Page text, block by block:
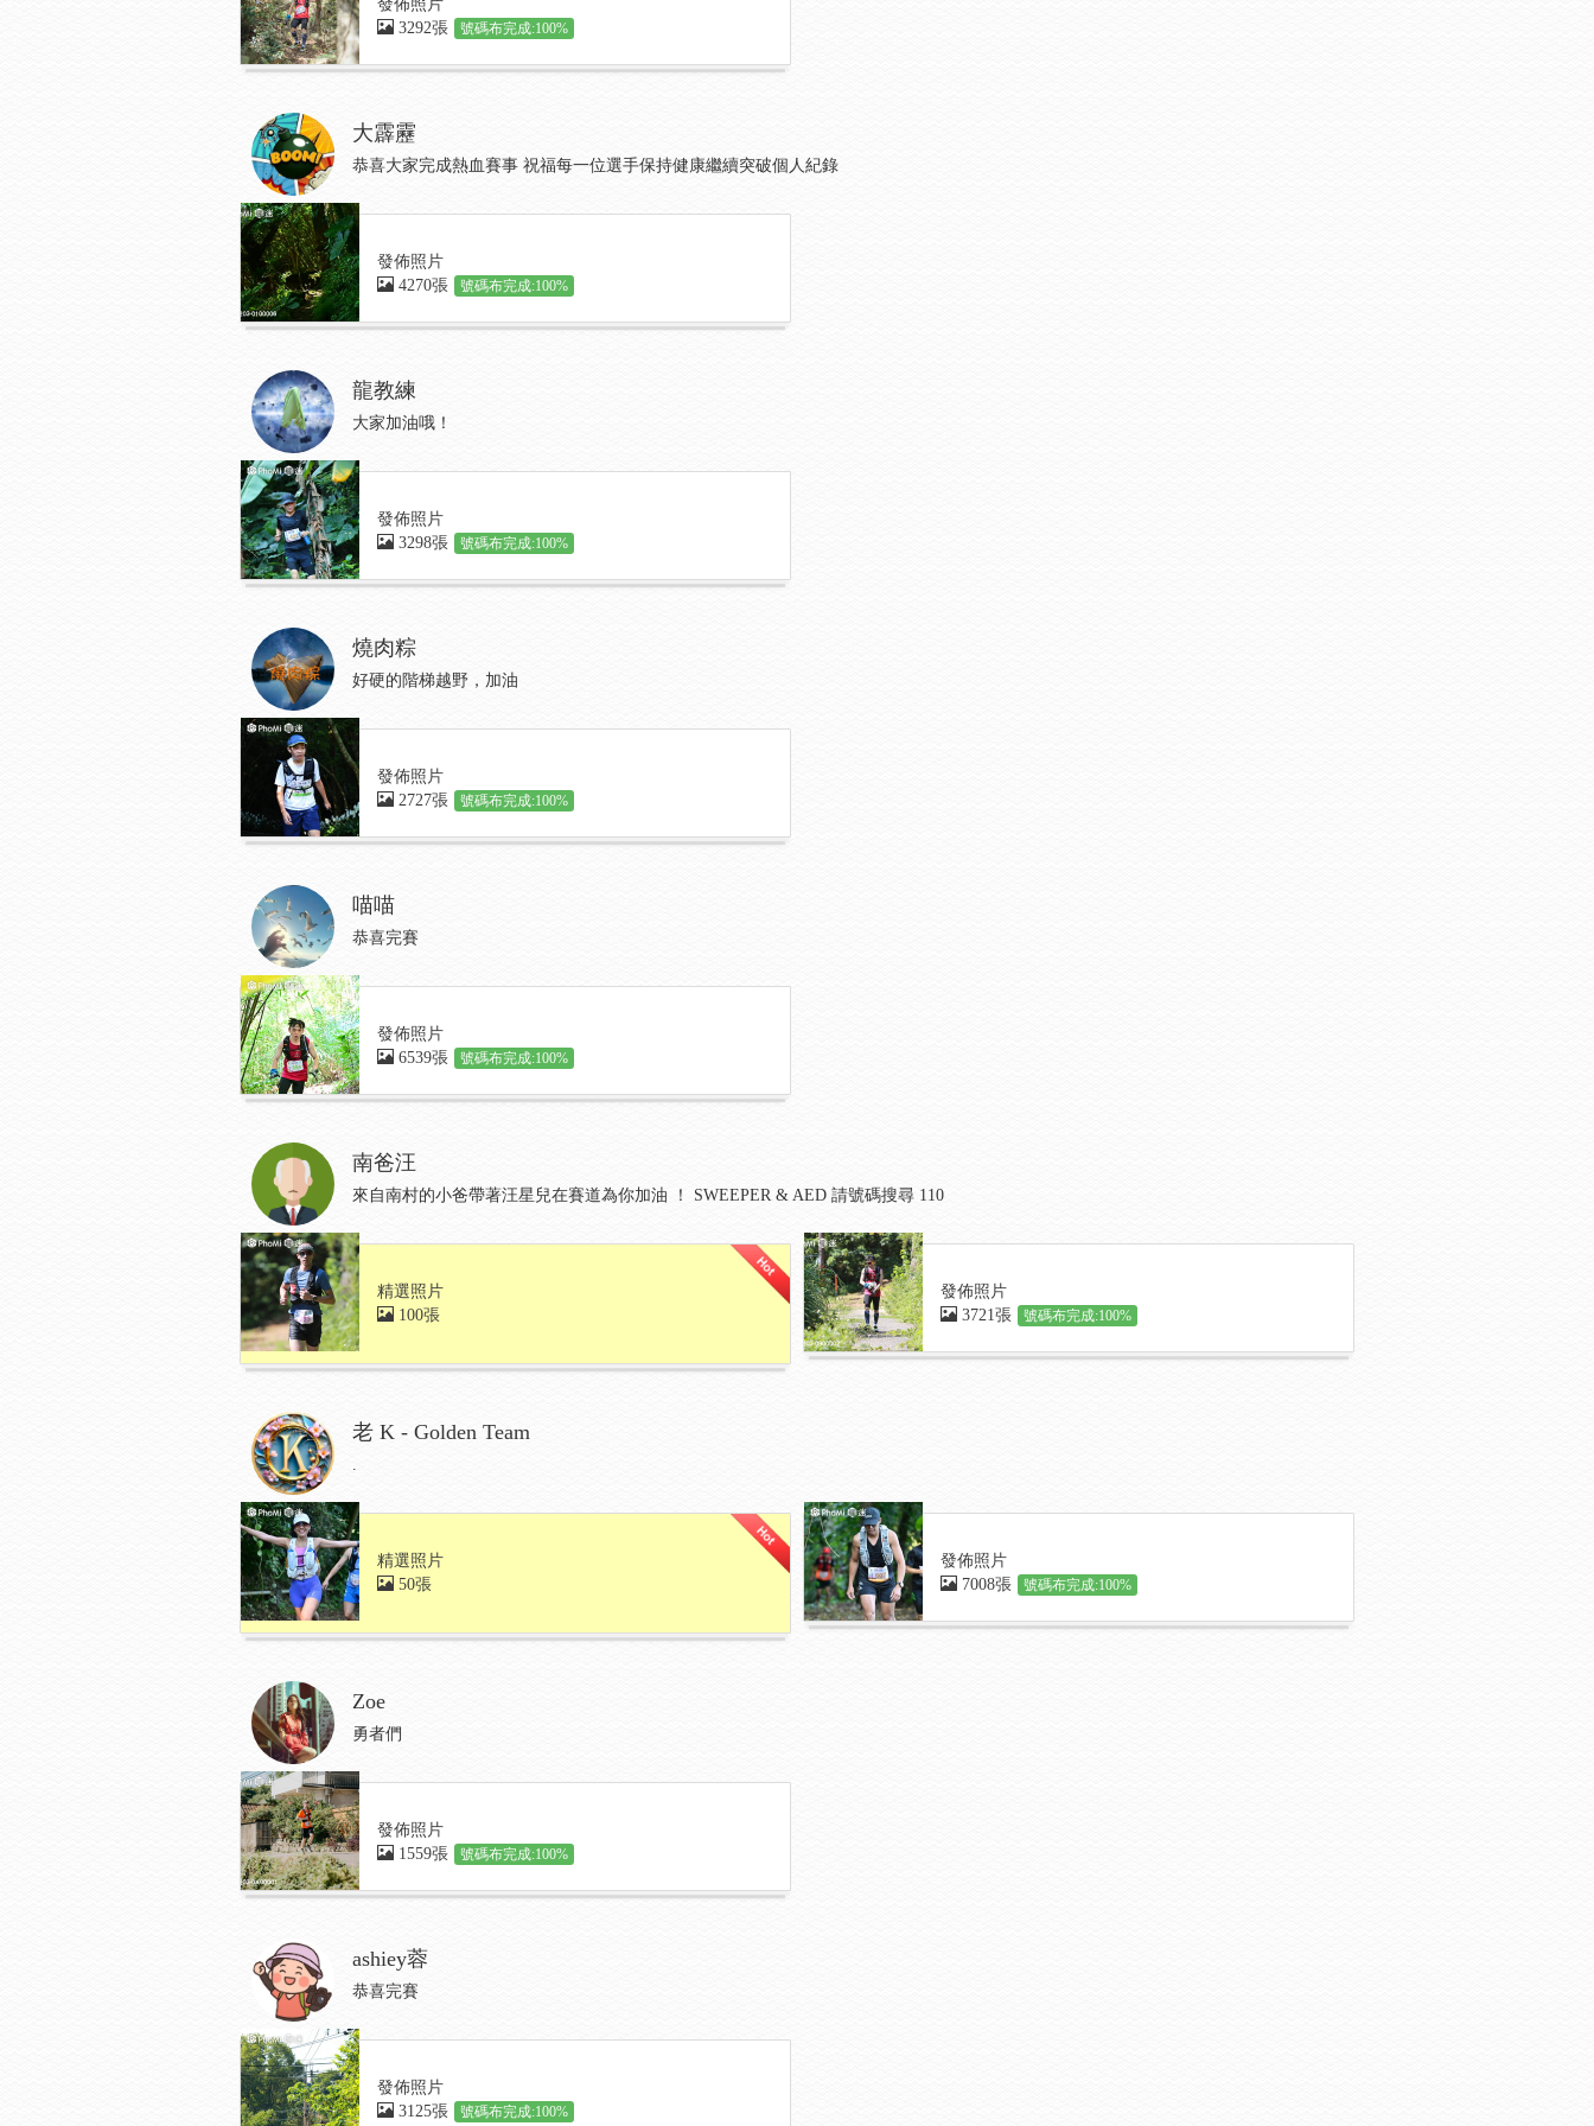
發佈照片
3292張
號碼布完成:100%
大霹靂
恭喜大家完成熱血賽事 祝福每一位選手保持健康繼續突破個人紀錄
發佈照片
4270張
號碼布完成:100%
龍教練
大家加油哦！
發佈照片
3298張
號碼布完成:100%
燒肉粽
好硬的階梯越野，加油
發佈照片
2727張
號碼布完成:100%
喵喵
恭喜完賽
發佈照片
6539張
號碼布完成:100%
南爸汪
來自南村的小爸帶著汪星兒在賽道為你加油 ！ SWEEPER & AED 請號碼搜尋 110
精選照片
100張
發佈照片
3721張
號碼布完成:100%
老 K - Golden Team
.
精選照片
50張
發佈照片
7008張
號碼布完成:100%
Zoe
勇者們
發佈照片
1559張
號碼布完成:100%
ashiey蓉
恭喜完賽
發佈照片
3125張
號碼布完成:100%